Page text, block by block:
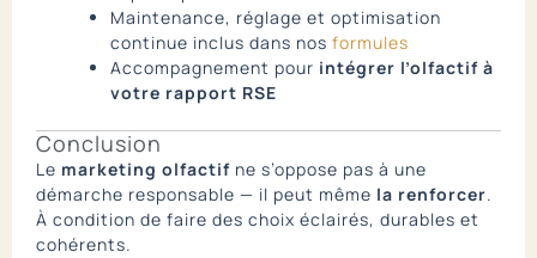
Maintenance, réglage et optimisation
continue inclus dans nos formules
Accompagnement pour intégrer l’olfactif à
votre rapport RSE
Conclusion
Le marketing olfactif ne s’oppose pas à une
démarche responsable — il peut même la renforcer.
À condition de faire des choix éclairés, durables et
cohérents.